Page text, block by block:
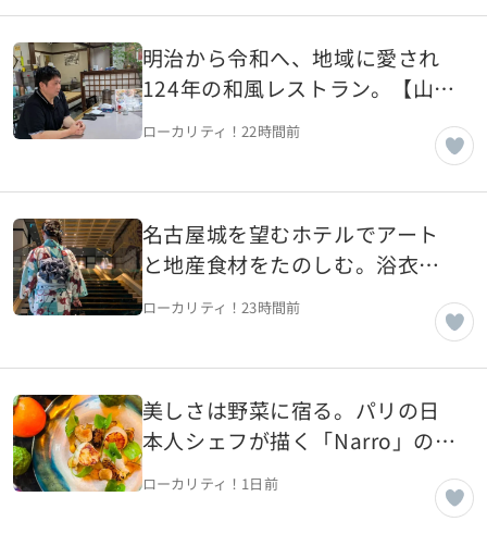
明治から令和へ、地域に愛され
124年の和風レストラン。【山形
県中山町】
ローカリティ！22時間前
名古屋城を望むホテルでアート
と地産食材をたのしむ。浴衣で
過ごす母娘の夏の記憶【愛知県
名古屋市】
ローカリティ！23時間前
美しさは野菜に宿る。パリの日
本人シェフが描く「Narro」の芸
術的一皿【フランス・パリ】
ローカリティ！ 1日前